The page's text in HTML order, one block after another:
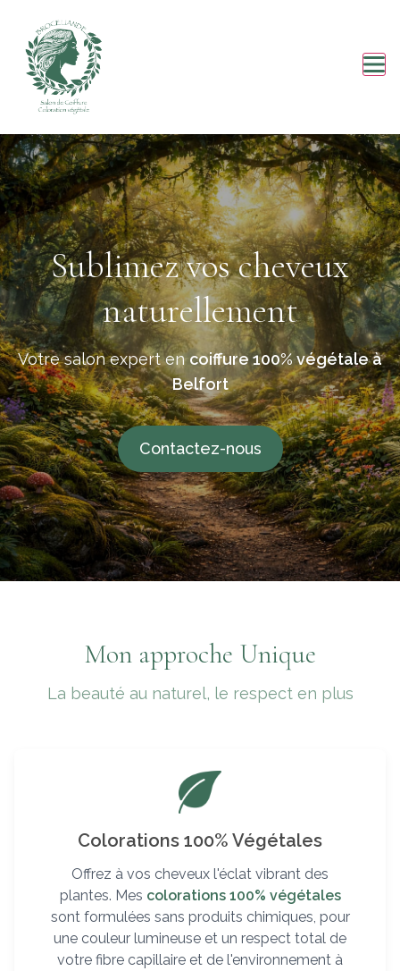
Sublimez vos cheveux
naturellement
Votre salon expert encoiffure 100% végétale à
Belfort
Contactez-nous
Mon approche Unique
La beauté au naturel, le respect en plus
Colorations 100% Végétales
Offrez à vos cheveux l'éclat vibrant des
plantes. Mes colorations 100% végétales
sont formulées sans produits chimiques, pour
une couleur lumineuse et un respect total de
votre fibre capillaire et de l'environnement à